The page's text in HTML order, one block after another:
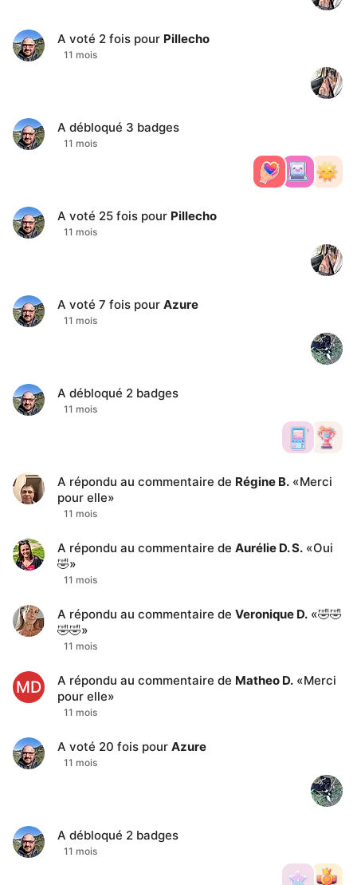
A voté 2 fois pour Pillecho
11 mois
A débloqué 3 badges
11 mois
A voté 25 fois pour Pillecho
11 mois
A voté 7 fois pour Azure
11 mois
A débloqué 2 badges
11 mois
A répondu au commentaire de Régine B. «Merci
pour elle»
11 mois
A répondu au commentaire de Aurélie D. S. «Oui
🤣»
11 mois
A répondu au commentaire de Veronique D. «🤣🤣
🤣🤣»
11 mois
MD A répondu au commentaire de Matheo D. «Merci
pour elle»
11 mois
A voté 20 fois pour Azure
11 mois
A débloqué 2 badges
11 mois